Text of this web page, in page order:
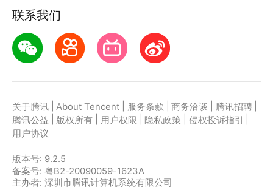
联系我们
关于腾讯 About Tencent 服务条款 商务洽谈 腾讯招聘
腾讯公益
版权所有 用户权限 隐私政策 侵权投诉指引
用户协议
版本号: 9.2.5
备案号: 粤B2-20090059-1623A
主办者: 深圳市腾讯计算机系统有限公司